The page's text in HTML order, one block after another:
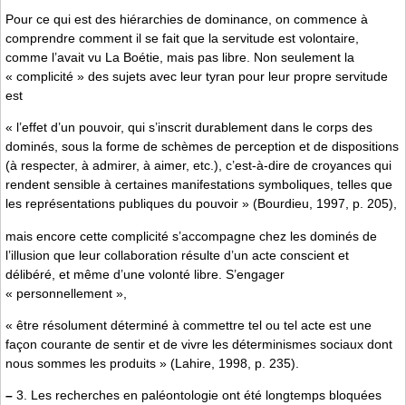
Pour ce qui est des hiérarchies de dominance, on commence à
comprendre comment il se fait que la servitude est volontaire,
comme l’avait vu La Boétie, mais pas libre. Non seulement la
« complicité » des sujets avec leur tyran pour leur propre servitude
est
« l’effet d’un pouvoir, qui s’inscrit durablement dans le corps des
dominés, sous la forme de schèmes de perception et de dispositions
(à respecter, à admirer, à aimer, etc.), c’est-à-dire de croyances qui
rendent sensible à certaines manifestations symboliques, telles que
les représentations publiques du pouvoir » (Bourdieu, 1997, p. 205),
mais encore cette complicité s’accompagne chez les dominés de
l’illusion que leur collaboration résulte d’un acte conscient et
délibéré, et même d’une volonté libre. S’engager
« personnellement »,
« être résolument déterminé à commettre tel ou tel acte est une
façon courante de sentir et de vivre les déterminismes sociaux dont
nous sommes les produits » (Lahire, 1998, p. 235).
– 3. Les recherches en paléontologie ont été longtemps bloquées